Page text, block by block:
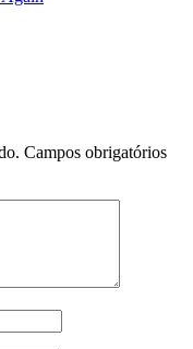
Campos obrigatórios